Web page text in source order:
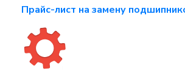
Прайс-лист на замену